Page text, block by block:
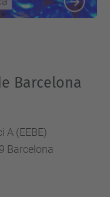
Barcelona
A (EEBE)
Barcelona